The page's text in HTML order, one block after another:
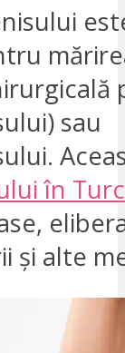
sau
în
și alte